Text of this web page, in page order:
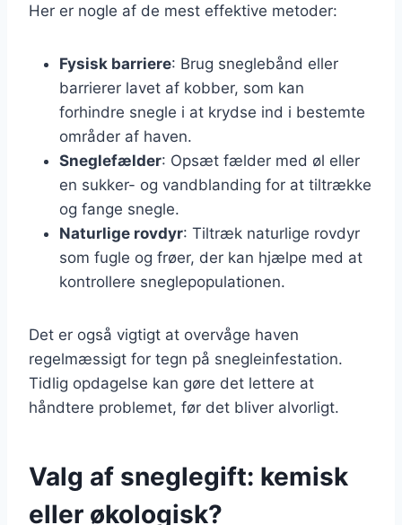
Her er nogle af de mest effektive metoder:
Fysisk barriere: Brug sneglebånd eller
barrierer lavet af kobber, som kan
forhindre snegle i at krydse ind i bestemte
områder af haven.
Sneglefælder: Opsæt fælder med øl eller
en sukker- og vandblanding for at tiltrække
og fange snegle.
Naturlige rovdyr: Tiltræk naturlige rovdyr
som fugle og frøer, der kan hjælpe med at
kontrollere sneglepopulationen.
Det er også vigtigt at overvåge haven
regelmæssigt for tegn på snegleinfestation.
Tidlig opdagelse kan gøre det lettere at
håndtere problemet, før det bliver alvorligt.
Valg af sneglegift: kemisk
eller økologisk?